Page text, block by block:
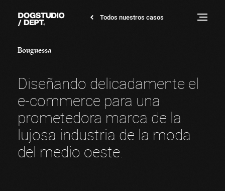
Dogstudio Todos nuestros casos
Toggle
Bouguessa
Diseñando delicadamente el
e-commerce para una
prometedora marca de la
lujosa industria de la moda
del medio oeste.